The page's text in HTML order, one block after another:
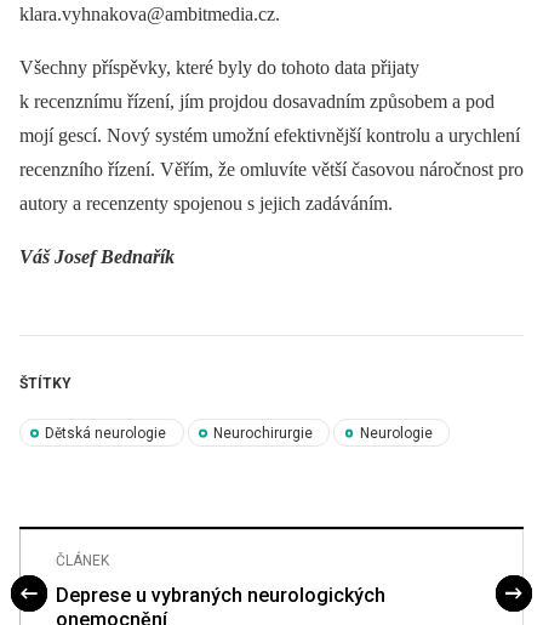
klara.vyhnakova@ambitmedia.cz.
Všechny příspěvky, které byly do tohoto data přijaty
k recenznímu řízení, jím projdou dosavadním způsobem a pod
mojí gescí. Nový systém umožní efektivnější kontrolu a urychlení
recenzního řízení. Věřím, že omluvíte větší časovou náročnost pro
autory a recenzenty spojenou s jejich zadáváním.
Váš Josef Bednařík
ŠTÍTKY
Dětská neurologie Neurochirurgie Neurologie
ČLÁNEK
Deprese u vybraných neurologických
onemocnění